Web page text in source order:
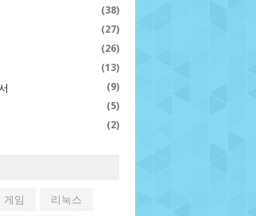
(38)
(27)
(26)
(13)
(9)
(5)
(2)
게임
리눅스